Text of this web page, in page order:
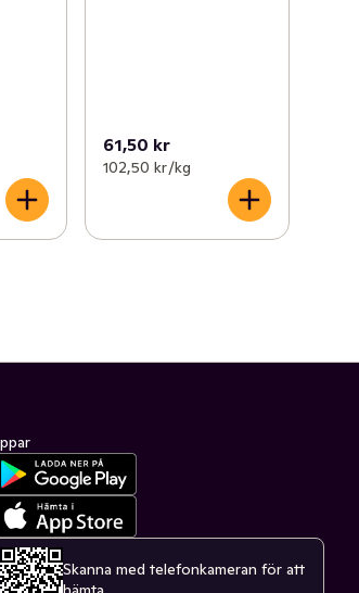
61,50 kr
102,50 kr /kg
Skanna med telefonkameran för att